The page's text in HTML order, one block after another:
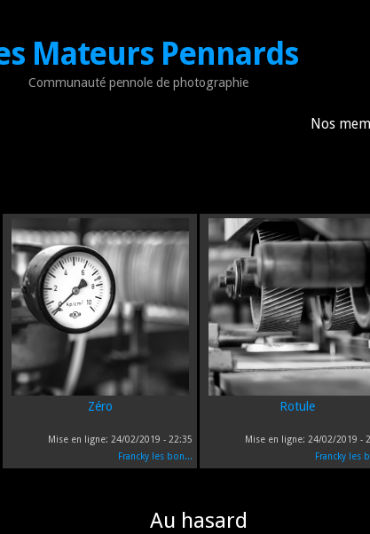
Mateurs Pennards
Communauté pennole de photographie
Nos
Zéro
Mise en ligne: 24/02/2019 - 22:35
Francky les bon...
Rotule
Mise en ligne: 24/02/2019 -
Francky les
Au hasard